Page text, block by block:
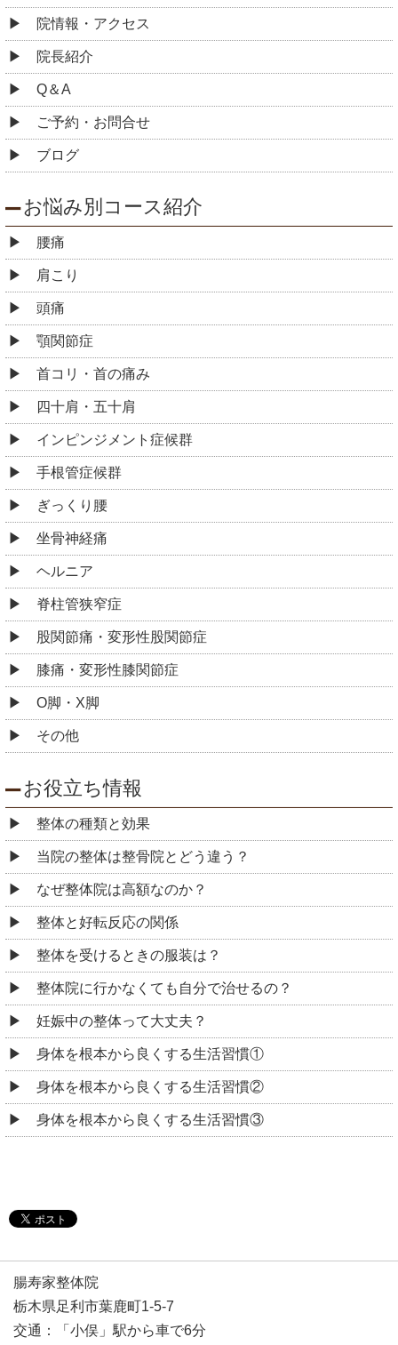
院情報・アクセス
院長紹介
Q＆A
ご予約・お問合せ
ブログ
お悩み別コース紹介
腰痛
肩こり
頭痛
顎関節症
首コリ・首の痛み
四十肩・五十肩
インピンジメント症候群
手根管症候群
ぎっくり腰
坐骨神経痛
ヘルニア
脊柱管狭窄症
股関節痛・変形性股関節症
膝痛・変形性膝関節症
O脚・X脚
その他
お役立ち情報
整体の種類と効果
当院の整体は整骨院とどう違う？
なぜ整体院は高額なのか？
整体と好転反応の関係
整体を受けるときの服装は？
整体院に行かなくても自分で治せるの？
妊娠中の整体って大丈夫？
身体を根本から良くする生活習慣①
身体を根本から良くする生活習慣②
身体を根本から良くする生活習慣③
腸寿家整体院
栃木県足利市葉鹿町1-5-7
交通：「小俣」駅から車で6分